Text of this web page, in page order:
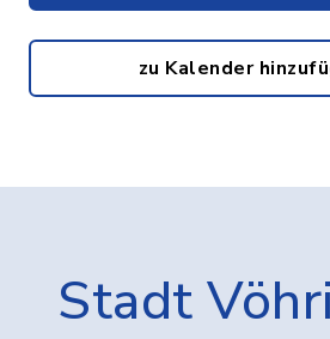
zu Kalender
Stadt